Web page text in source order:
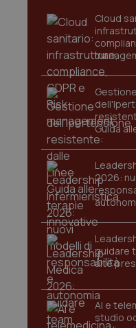
Cloud
Gestione
Guida
innovative
2026:
guidare
alte
AI e
studio